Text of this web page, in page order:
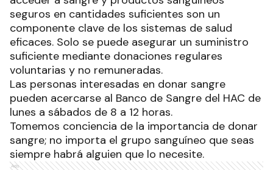
seguros en cantidades suficientes son un
componente clave de los sistemas de salud
eficaces. Solo se puede asegurar un suministro
suficiente mediante donaciones regulares
voluntarias y no remuneradas.
Las personas interesadas en donar sangre
pueden acercarse al Banco de Sangre del HAC de
lunes a sábados de 8 a 12 horas.
Tomemos conciencia de la importancia de donar
sangre; no importa el grupo sanguíneo que seas
siempre habrá alguien que lo necesite.
Ads